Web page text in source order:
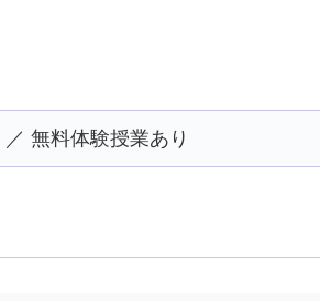
無料体験授業あり